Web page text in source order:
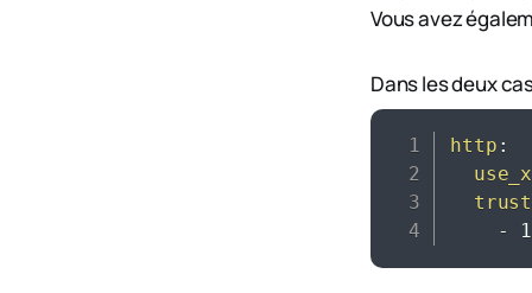
Vous avez
Dans les deux
http :
-